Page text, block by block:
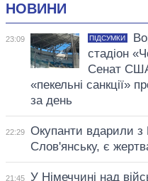
НОВИНИ
23:09 ПІДСУМКИ
стадіон
Сенат
«пекельні санкції»
за день
22:29
Окупанти вдарили
Слов'янську, є
21:45
У Німеччині над